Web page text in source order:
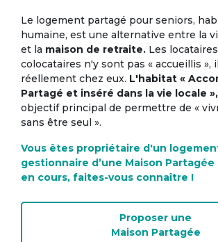
Le logement partagé pour seniors,
humaine, est une alternative entre la
et la maison de retraite. Les
colocataires n'y sont pas « accueillis »,
réellement chez eux. L'habitat «
Partagé et inséré dans la vie locale »,
objectif principal de permettre de «
sans être seul ».
Vous êtes propriétaire d'un
gestionnaire d’une Maison
en cours, faites-vous connaître !
Proposer une
Maison Partagée